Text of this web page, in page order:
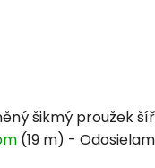
šikmý proužek
(19 m)